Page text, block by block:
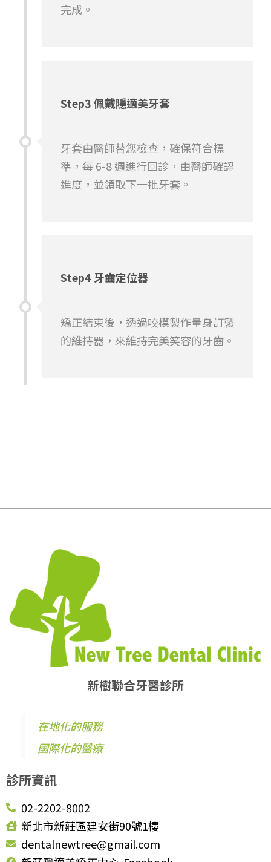
完成。
Step3 佩戴隱適美牙套
牙套由醫師替您檢查，確保符合標
準，每 6-8 週進行回診，由醫師確認
進度，並領取下一批牙套。
Step4 牙齒定位器
矯正結束後，透過咬模製作量身訂製
的維持器，來維持完美笑容的牙齒。
新樹聯合牙醫診所
在地化的服務
國際化的醫療
診所資訊
02-2202-8002
新北市新莊區建安街90號1樓
dentalnewtree@gmail.com